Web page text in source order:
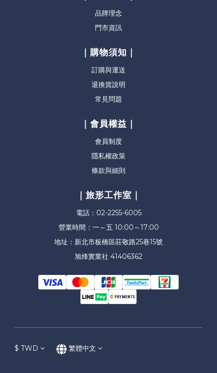
品牌理念
門市資訊
｜購物須知｜
訂購與運送
退換貨說明
常見問題
｜會員權益｜
會員制度
隱私權政策
條款與細則
｜旅形工作室｜
電話：02-2255-6005
營業時間：一～五 10:00～17:00
地址：新北市板橋區莊敬路25巷15號
旭烽實業社 41406362
$ TWD 繁體中文